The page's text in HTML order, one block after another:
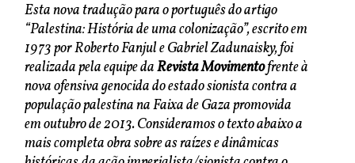
Esta nova tradução para o português do artigo
“Palestina: História de uma colonização”, escrito em
1973 por Roberto Fanjul e Gabriel Zadunaisky, foi
realizada pela equipe daRevista Movimentofrente à
nova ofensiva genocida do estado sionista contra a
população palestina na Faixa de Gaza promovida
em outubro de 2013. Consideramos o texto abaixo a
mais completa obra sobre as raízes e dinâmicas